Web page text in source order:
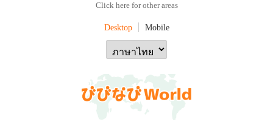
Click here for other areas
Desktop Mobile